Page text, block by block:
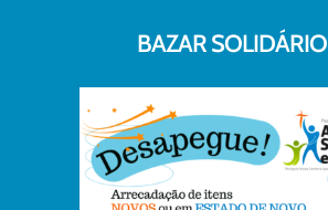
BAZAR SOLIDÁRIO